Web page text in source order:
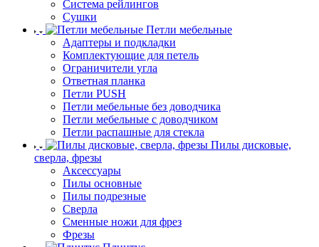
Система рейлингов
Сушки
Петли мебельные
Адаптеры и подкладки
Комплектующие для петель
Ограничители угла
Ответная планка
Петли PUSH
Петли мебельные без доводчика
Петли мебельные с доводчиком
Петли распашные для стекла
Пилы дисковые,
сверла, фрезы
Аксессуары
Пилы основные
Пилы подрезные
Сверла
Сменные ножи для фрез
Фрезы